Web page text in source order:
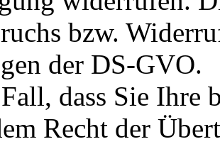
bzw.
der DS-GVO.
dass Sie Ihre
Recht der